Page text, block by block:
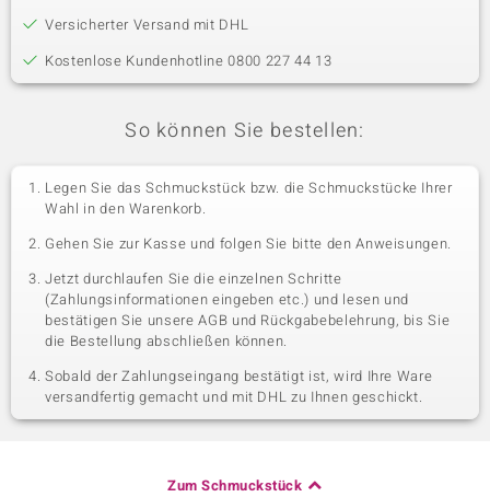
Versicherter Versand mit DHL
Kostenlose Kundenhotline 0800 227 44 13
So können Sie bestellen:
Legen Sie das Schmuckstück bzw. die Schmuckstücke Ihrer
Wahl in den Warenkorb.
Gehen Sie zur Kasse und folgen Sie bitte den Anweisungen.
Jetzt durchlaufen Sie die einzelnen Schritte
(Zahlungsinformationen eingeben etc.) und lesen und
bestätigen Sie unsere AGB und Rückgabebelehrung, bis Sie
die Bestellung abschließen können.
Sobald der Zahlungseingang bestätigt ist, wird Ihre Ware
versandfertig gemacht und mit DHL zu Ihnen geschickt.
Zum Schmuckstück